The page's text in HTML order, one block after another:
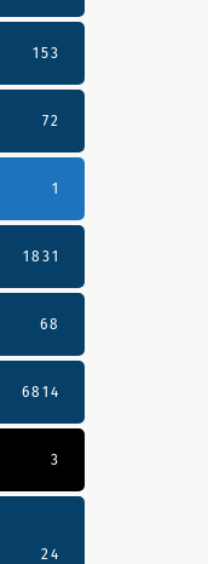
153
72
1
1831
68
6814
3
24